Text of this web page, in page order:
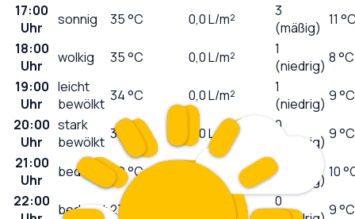
17:00
Uhr
sonnig 35°C 0,0L/m²
3
(mäßig) 11
18:00
Uhr
wolkig 35°C 0,0L/m²
1
(niedrig) 8 °C
19:00
Uhr
leicht
bewölkt 34°C 0,0L/m²
1
(niedrig) 9 °C
20:00
Uhr
stark
bewölkt 33 °C 0,0L/m²
0
(niedrig) 9 °C
21:00
Uhr
bedeckt29°C 0,0L/m²
0
(niedrig) 10
22:00 bedeckt27 L/m²
0
9 °C